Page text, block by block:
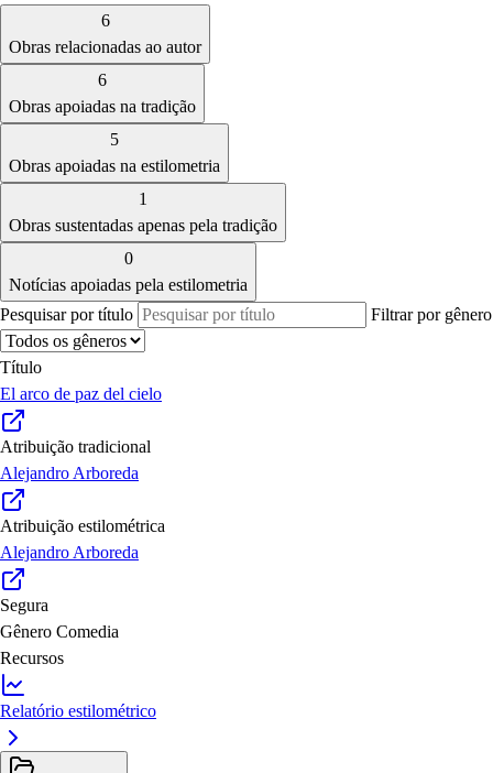
6
Obras relacionadas ao autor
6
Obras apoiadas na tradição
5
Obras apoiadas na estilometria
1
Obras sustentadas apenas pela tradição
0
Notícias apoiadas pela estilometria
Pesquisar por título
Filtrar por gênero
Título
El arco de paz del cielo
Atribuição tradicional
Alejandro Arboreda
Atribuição estilométrica
Alejandro Arboreda
Segura
Gênero Comedia
Recursos
Relatório estilométrico